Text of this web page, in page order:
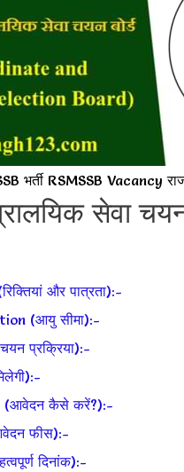
RSMSSB Vacancy
सेवा चयन
और पात्रता):-
(आयु सीमा):-
प्रक्रिया):-
(आवेदन कैसे करें?):-
फीस):-
दिनांक):-